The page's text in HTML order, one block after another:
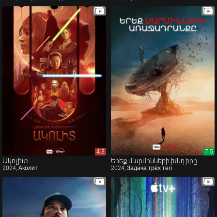
4.3
4.3
Ակոլիտ
2024, Аколит
7.5
7.5
Երեք մարմինների խնդիրը
2024, Задача трёх тел